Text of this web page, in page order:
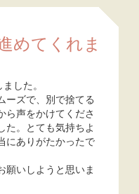
めてくれま
した。
ーズで、別で捨てる
ら声をかけてくださ
た。とても気持ちよ
にありがたかったで
願いしようと思いま